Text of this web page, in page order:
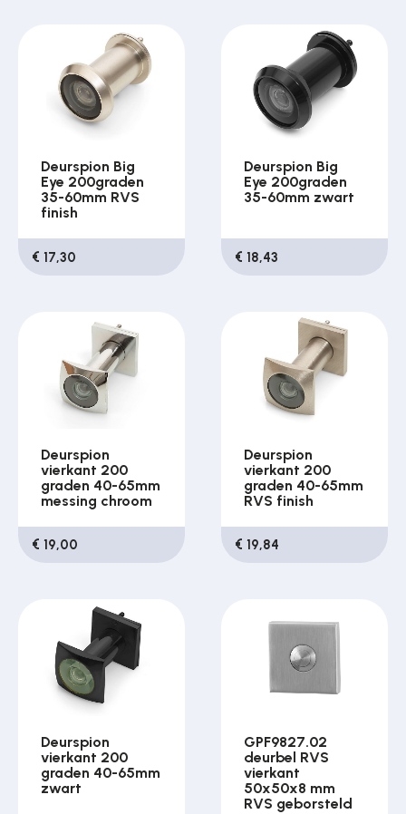
Deurspion Big
Eye 200graden
35-60mm RVS
finish
€ 17,30
Deurspion Big
Eye 200graden
35-60mm zwart
€ 18,43
Deurspion
vierkant 200
graden 40-65mm
messing chroom
€ 19,00
Deurspion
vierkant 200
graden 40-65mm
RVS finish
€ 19,84
Deurspion
vierkant 200
graden 40-65mm
zwart
GPF9827.02
deurbel RVS
vierkant
50x50x8 mm
RVS geborsteld